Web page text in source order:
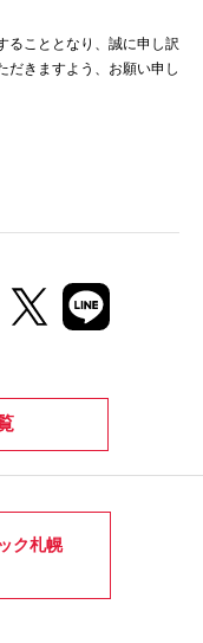
ることとなり、誠に申し訳
だきますよう、お願い申し
ク札幌